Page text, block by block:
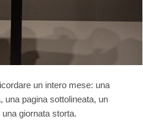
un intero mese: una
una pagina sottolineata, un
giornata storta.